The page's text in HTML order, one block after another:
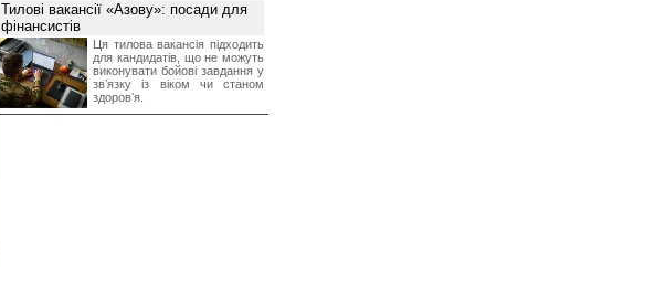
Тилові вакансії «Азову»: посади для
фінансистів
Ця тилова вакансія підходить
для кандидатів, що не можуть
виконувати бойові завдання у
звʼязку із віком чи станом
здоровʼя.